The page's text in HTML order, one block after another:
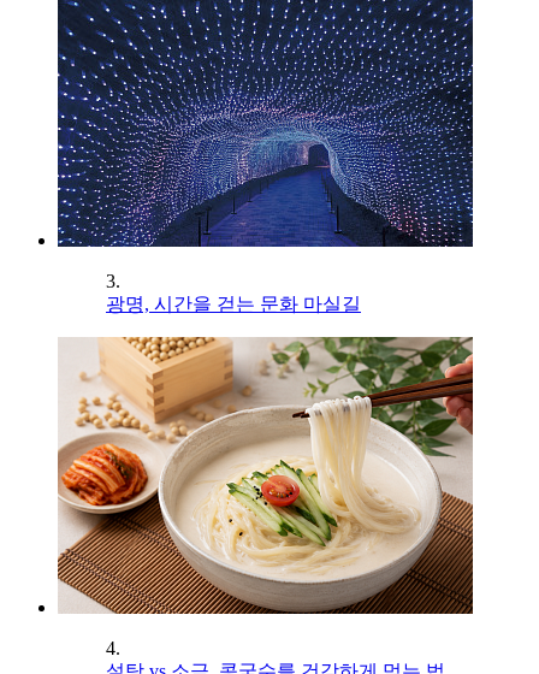
3.
광명, 시간을 걷는 문화 마실길
4.